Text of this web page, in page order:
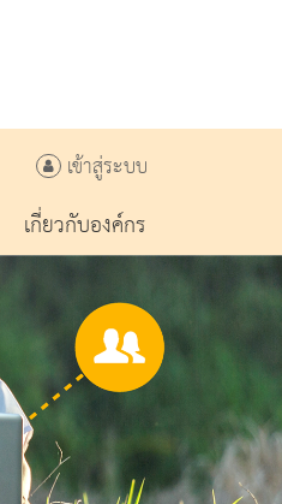
เข้าสู่ระบบ
เกี่ยวกับองค์กร